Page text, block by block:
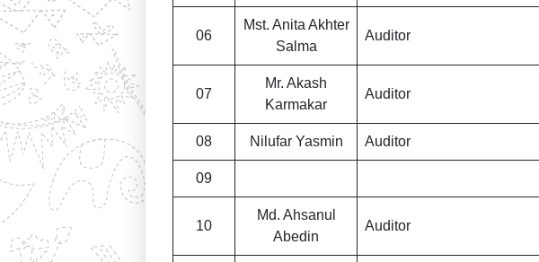
06
Mst. Anita Akhter
Salma
Auditor
07
Mr. Akash
Karmakar
Auditor
08 Nilufar Yasmin Auditor
09
10
Md. Ahsanul
Abedin
Auditor